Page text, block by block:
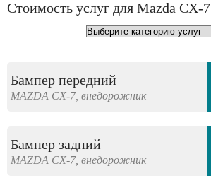
Стоимость услуг для Mazda CX-7
Бампер передний
MAZDA CX-7, внедорожник
Бампер задний
MAZDA CX-7, внедорожник